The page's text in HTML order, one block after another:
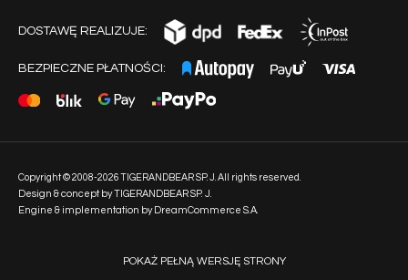
DOSTAWĘ REALIZUJE:
BEZPIECZNE PŁATNOŚCI:
Copyright © 2008-2026 TIGERANDBEAR SP. J. All rights reserved.
Design & concept by TIGERANDBEAR SP. J.
Engine & implementation by DreamCommerce S.A.
POKAŻ PEŁNĄ WERSJĘ STRONY